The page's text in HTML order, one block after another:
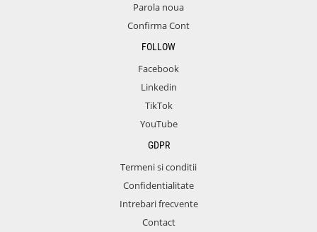
Parola noua
Confirma Cont
FOLLOW
Facebook
Linkedin
TikTok
YouTube
GDPR
Termeni si conditii
Confidentialitate
Intrebari frecvente
Contact